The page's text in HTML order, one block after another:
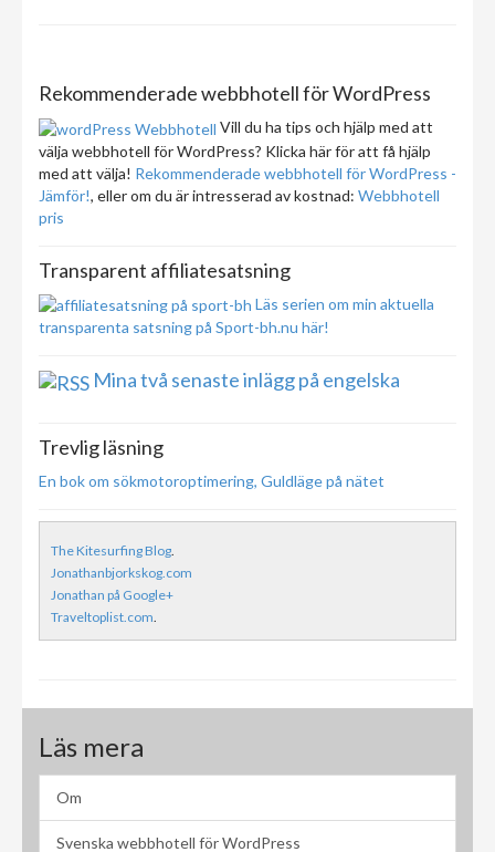
Rekommenderade webbhotell för WordPress
Vill du ha tips och hjälp med att
välja webbhotell för WordPress? Klicka här för att få hjälp
med att välja! Rekommenderade webbhotell för WordPress -
Jämför!, eller om du är intresserad av kostnad: Webbhotell
pris
Transparent affiliatesatsning
Läs serien om min aktuella
transparenta satsning på Sport-bh.nu här!
Mina två senaste inlägg på engelska
Trevlig läsning
En bok om sökmotoroptimering, Guldläge på nätet
The Kitesurfing Blog
Jonathanbjorkskog.com
Jonathan på Google+
Traveltoplist.com
Läs mera
Om
Svenska webbhotell för WordPress